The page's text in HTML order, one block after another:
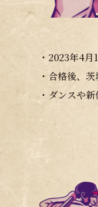
・2023年4
・合格後、
・ダンスや